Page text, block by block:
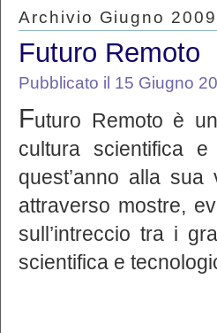
Archivio Giugno 2009
Futuro Remoto
Pubblicato il 15 Giugno
Futuro Remoto è
cultura scientifica
quest’anno alla
attraverso mostre,
sull’intreccio tra i
scientifica e